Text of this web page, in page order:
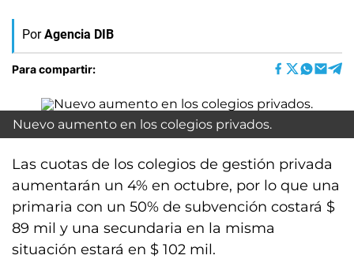
Por Agencia DIB
Para compartir:
Nuevo aumento en los colegios privados.
Las cuotas de los colegios de gestión privada
aumentarán un 4% en octubre, por lo que una
primaria con un 50% de subvención costará $
89 mil y una secundaria en la misma
situación estará en $ 102 mil.